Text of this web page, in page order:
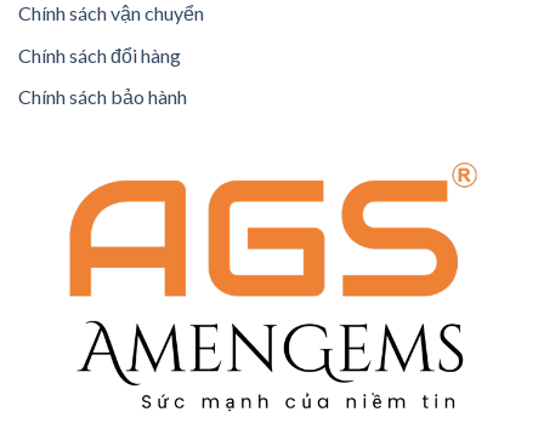
Chính sách vận chuyển
Chính sách đổi hàng
Chính sách bảo hành